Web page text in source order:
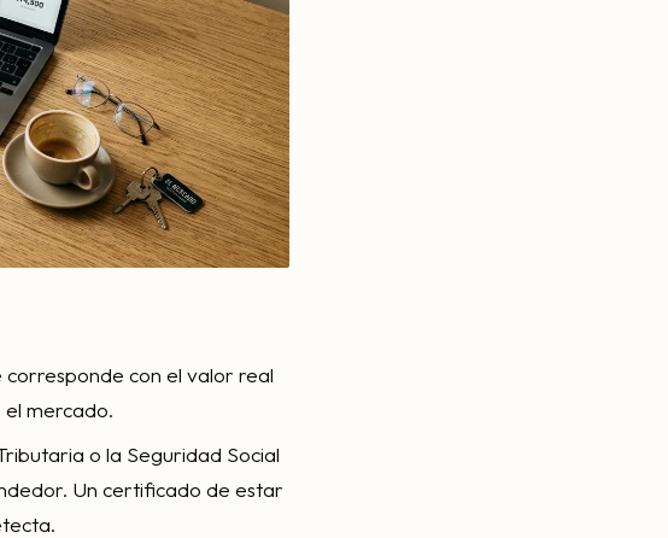
con el valor real
el mercado.
o la Seguridad Social
Un certificado de estar